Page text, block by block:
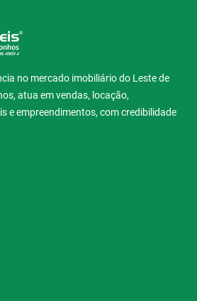
no mercado imobiliário do Leste de
atua em vendas, locação,
e empreendimentos, com credibilidade